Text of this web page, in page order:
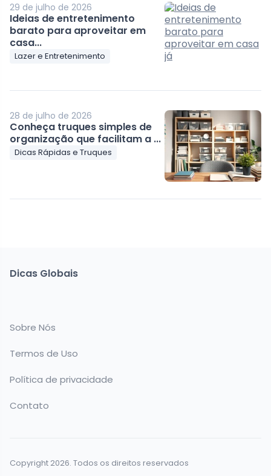
29 de julho de 2026
Ideias de entretenimento
barato para aproveitar em
casa...
Lazer e Entretenimento
28 de julho de 2026
Conheça truques simples de
organização que facilitam a ...
Dicas Rápidas e Truques
Dicas Globais
Sobre Nós
Termos de Uso
Política de privacidade
Contato
Copyright 2026. Todos os direitos reservados